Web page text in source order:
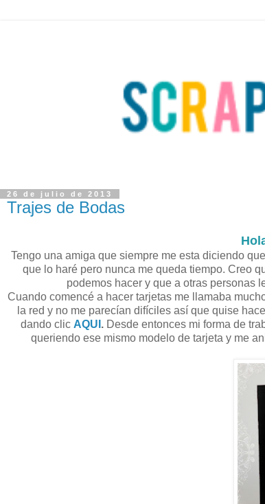
26 de julio de 2013
Trajes de Bodas
Tengo una amiga que siempre me esta diciendo
que lo haré pero nunca me queda tiempo. Creo
podemos hacer y que a otras personas
Cuando comencé a hacer tarjetas me llamaba
la red y no me parecían difíciles así que quise
dando clic AQUI . Desde entonces mi forma de
queriendo ese mismo modelo de tarjeta y me